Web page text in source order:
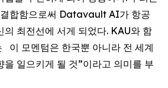
결합함으로써 Datavault AI가 항공
의 최전선에 서게 되었다. KAU와 함
이 모멘텀은 한국뿐 아니라 전 세계
을 일으키게 될 것”이라고 의미를 부